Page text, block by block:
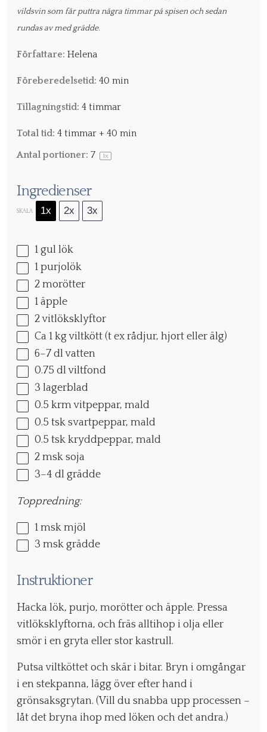
vildsvin som får puttra några timmar på spisen och sedan
rundas av med grädde.
Författare: Helena
Föreberedelsetid: 40 min
Tillagningstid: 4 timmar
Total tid: 4 timmar + 40 min
Antal portioner: 7 1x
Ingredienser
SKALA 1x 2x 3x
1 gul lök
1 purjolök
2 morötter
1 äpple
2vitlöksklyftor
Ca 1 kg viltkött (t ex rådjur, hjort eller älg)
6–7 dl vatten
0.75 dl viltfond
3 lagerblad
0.5 krm vitpeppar, mald
0.5 tsk svartpeppar, mald
0.5 tsk kryddpeppar, mald
2 msk soja
3–4 dl grädde
Toppredning:
1 msk mjöl
3 msk grädde
Instruktioner
Hacka lök, purjo, morötter och äpple. Pressa
vitlöksklyftorna, och fräs alltihop i olja eller
smör i en gryta eller stor kastrull.
Putsa viltköttet och skär i bitar. Bryn i omgångar
i en stekpanna, lägg över efter hand i
grönsaksgrytan. (Vill du snabba upp processen –
låt det bryna ihop med löken och det andra.)